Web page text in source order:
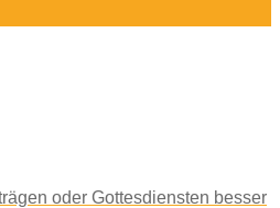
oder Gottesdiensten besser